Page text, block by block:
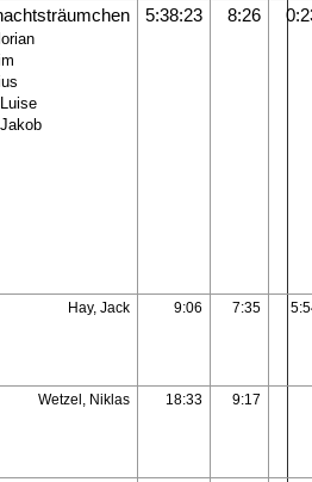
5:38:23 8:26
Hay, Jack 9:06 7:35
Wetzel, Niklas 18:33 9:17